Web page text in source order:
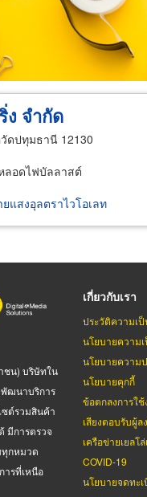
ง จำกัด
ดปทุมธานี 12130
ลอดไฟบัลลาสต์
แสงอุลตราไวโอเลท
ชน) บริษัทใน
พัฒนาบริการ
ต์รวมสินค้า
มีการตรวจ
กหมวด
ารที่เหนือ
เกี่ยวกับเรา
ประวัติความเ
นโยบายความ
นโยบายความ
นโยบายคุกกี้
ข้อตกลงการใช้
เสียงตอบรับผู้
เครือข่ายเยลโ
COVID-19
นโยบายจดทะ